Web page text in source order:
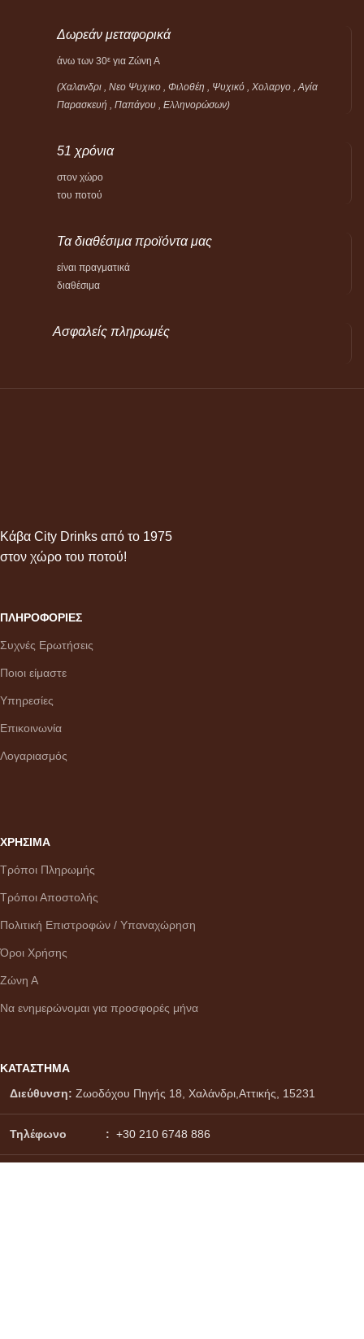
Δωρεάν μεταφορικά
άνω των 30ε για Ζώνη Α
(Χαλανδρι , Νεο Ψυχικο , Φιλοθέη , Ψυχικό ,
Χολαργο , Αγία
Παρασκευή , Παπάγου , Ελληνορώσων)
51 χρόνια
στον χώρο
του ποτού
Τα διαθέσιμα προϊόντα μας
είναι πραγματικά
διαθέσιμα
Ασφαλείς πληρωμές
Κάβα City Drinks από το 1975
στον χώρο του ποτού!
ΠΛΗΡΟΦΟΡΙΕΣ
Συχνές Ερωτήσεις
Ποιοι είμαστε
Υπηρεσίες
Επικοινωνία
Λογαριασμός
ΧΡΗΣΙΜΑ
Τρόποι Πληρωμής
Τρόποι Αποστολής
Πολιτική Επιστροφών / Υπαναχώρηση
Όροι Χρήσης
Ζώνη Α
Να ενημερώνομαι για προσφορές μήνα
ΚΑΤΑΣΤΗΜΑ
Διεύθυνση: Ζωοδόχου Πηγής 18, Χαλάνδρι,Αττικής, 15231
Τηλέφωνο : +30 210 6748 886